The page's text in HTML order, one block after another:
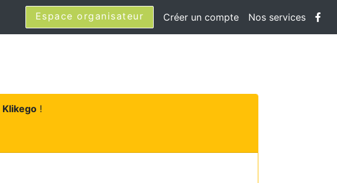
Espace organisateur Créer un compte Nos services
Klikego!